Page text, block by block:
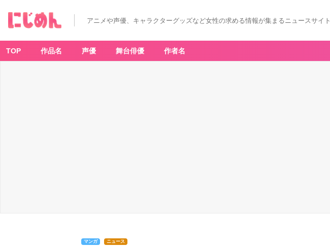
アニメや声優、キャラクターグッズなど女性の求める情報が集まるニュースサイト
TOP 作品名 声優 舞台俳優 作者名
マンガ ニュース